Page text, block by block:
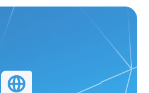
australian-universities/